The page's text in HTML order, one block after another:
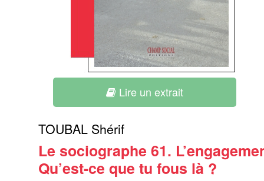
Lire un extrait
TOUBAL Shérif
Le sociographe 61.
Qu’est-ce que tu fous là ?